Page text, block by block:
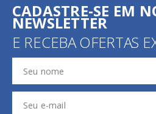
CADASTRE-SE EM
NEWSLETTER
E RECEBA OFERTAS